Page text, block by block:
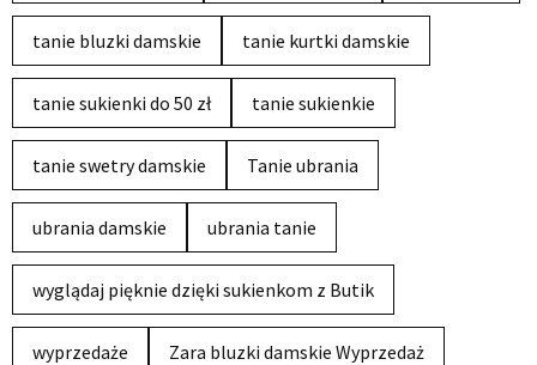
tanie bluzki damskie tanie kurtki damskie
tanie sukienki do 50 zł tanie sukienkie
tanie swetry damskie Tanie ubrania
ubrania damskie ubrania tanie
wyglądaj pięknie dzięki sukienkom z Butik
wyprzedaże Zara bluzki damskie Wyprzedaż